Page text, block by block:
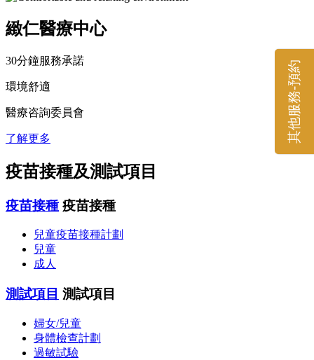
緻仁醫療中心
30分鐘服務承諾
環境舒適
醫療咨詢委員會
了解更多
疫苗接種及測試項目
疫苗接種 疫苗接種
兒童疫苗接種計劃
兒童
成人
測試項目 測試項目
婦女/兒童
身體檢查計劃
過敏試驗
其他服務-預約